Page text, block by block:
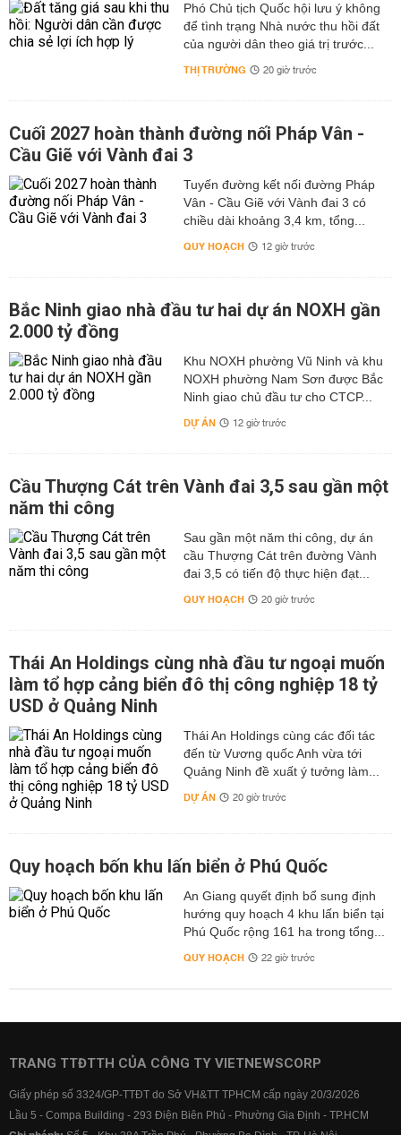
Phó Chủ tịch Quốc hội lưu ý không
để tình trạng Nhà nước thu hồi đất
của người dân theo giá trị trước...
THỊ TRƯỜNG 20 giờ trước
Cuối 2027 hoàn thành đường nối Pháp Vân -
Cầu Giẽ với Vành đai 3
Tuyến đường kết nối đường Pháp
Vân - Cầu Giẽ với Vành đai 3 có
chiều dài khoảng 3,4 km, tổng...
QUY HOẠCH 12 giờ trước
Bắc Ninh giao nhà đầu tư hai dự án NOXH gần
2.000 tỷ đồng
Khu NOXH phường Vũ Ninh và khu
NOXH phường Nam Sơn được Bắc
Ninh giao chủ đầu tư cho CTCP...
DỰ ÁN 12 giờ trước
Cầu Thượng Cát trên Vành đai 3,5 sau gần một
năm thi công
Sau gần một năm thi công, dự án
cầu Thượng Cát trên đường Vành
đai 3,5 có tiến độ thực hiện đạt...
QUY HOẠCH 20 giờ trước
Thái An Holdings cùng nhà đầu tư ngoại muốn
làm tổ hợp cảng biển đô thị công nghiệp 18 tỷ
USD ở Quảng Ninh
Thái An Holdings cùng các đối tác
đến từ Vương quốc Anh vừa tới
Quảng Ninh đề xuất ý tưởng làm...
DỰ ÁN 20 giờ trước
Quy hoạch bốn khu lấn biển ở Phú Quốc
An Giang quyết định bổ sung định
hướng quy hoạch 4 khu lấn biển tại
Phú Quốc rộng 161 ha trong tổng...
QUY HOẠCH 22 giờ trước
TRANG TTĐTTH CỦA CÔNG TY VIETNEWSCORP
Giấy phép số 3324/GP-TTĐT do Sở VH&TT TPHCM cấp ngày 20/3/2026
Lầu 5 - Compa Building - 293 Điện Biên Phủ - Phường Gia Định - TP.HCM